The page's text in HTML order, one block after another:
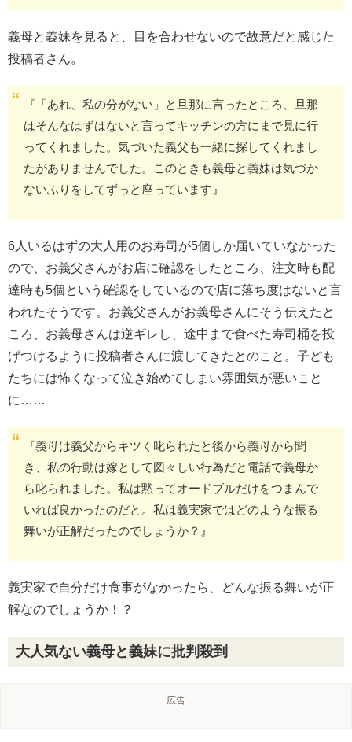
義母と義妹を見ると、目を合わせないので故意だと感じた
投稿者さん。
『「あれ、私の分がない」と旦那に言ったところ、旦那
はそんなはずはないと言ってキッチンの方にまで見に行
ってくれました。気づいた義父も一緒に探してくれまし
たがありませんでした。このときも義母と義妹は気づか
ないふりをしてずっと座っています』
6人いるはずの大人用のお寿司が5個しか届いていなかった
ので、お義父さんがお店に確認をしたところ、注文時も配
達時も5個という確認をしているので店に落ち度はないと言
われたそうです。お義父さんがお義母さんにそう伝えたと
ころ、お義母さんは逆ギレし、途中まで食べた寿司桶を投
げつけるように投稿者さんに渡してきたとのこと。子ども
たちには怖くなって泣き始めてしまい雰囲気が悪いこと
に……
『義母は義父からキツく叱られたと後から義母から聞
き、私の行動は嫁として図々しい行為だと電話で義母か
ら叱られました。私は黙ってオードブルだけをつまんで
いれば良かったのだと。私は義実家ではどのような振る
舞いが正解だったのでしょうか？』
義実家で自分だけ食事がなかったら、どんな振る舞いが正
解なのでしょうか！？
大人気ない義母と義妹に批判殺到
広告